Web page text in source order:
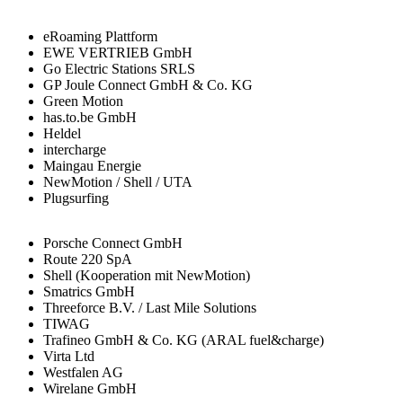
eRoaming Plattform
EWE VERTRIEB GmbH
Go Electric Stations SRLS
GP Joule Connect GmbH & Co. KG
Green Motion
has.to.be GmbH
Heldel
intercharge
Maingau Energie
NewMotion / Shell / UTA
Plugsurfing
Porsche Connect GmbH
Route 220 SpA
Shell (Kooperation mit NewMotion)
Smatrics GmbH
Threeforce B.V. / Last Mile Solutions
TIWAG
Trafineo GmbH & Co. KG (ARAL fuel&charge)
Virta Ltd
Westfalen AG
Wirelane GmbH